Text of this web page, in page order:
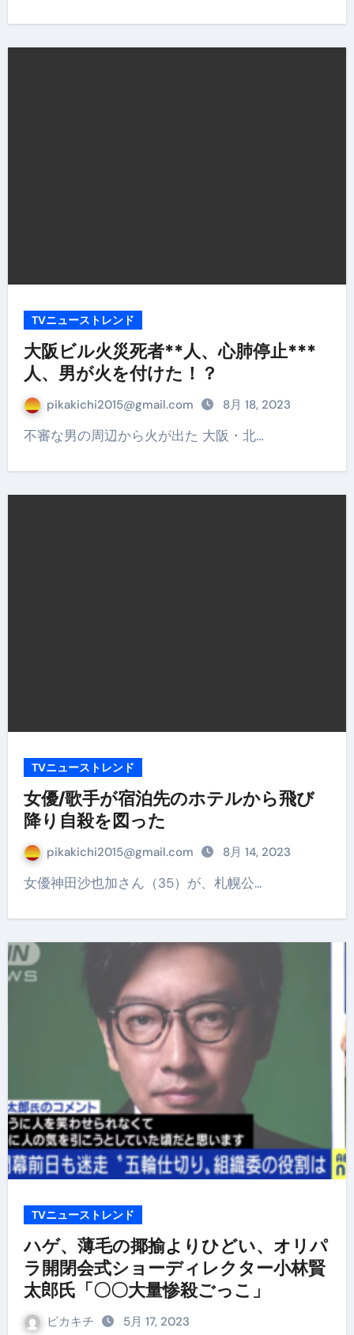
TVニューストレンド
大阪ビル火災死者**人、心肺停止***
人、男が火を付けた！？
pikakichi2015@gmail.com 8月 18, 2023
不審な男の周辺から火が出た 大阪・北…
TVニューストレンド
女優/歌手が宿泊先のホテルから飛び
降り自殺を図った
pikakichi2015@gmail.com 8月 14, 2023
女優神田沙也加さん（35）が、札幌公…
TVニューストレンド
ハゲ、薄毛の揶揄よりひどい、オリパ
ラ開閉会式ショーディレクター小林賢
太郎氏「〇〇大量惨殺ごっこ」
ピカキチ 5月 17, 2023